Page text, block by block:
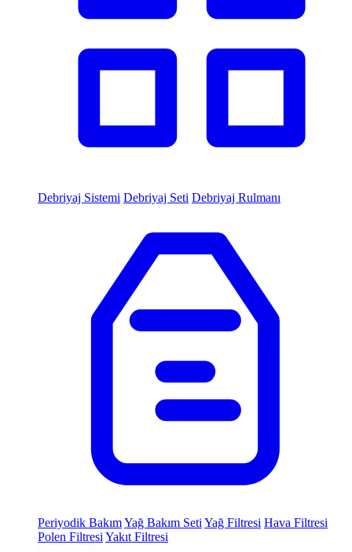
Debriyaj Sistemi Debriyaj Seti Debriyaj Rulmanı
Periyodik BakımYağ Bakım Seti Yağ Filtresi Hava Filtresi
Polen Filtresi Yakıt Filtresi